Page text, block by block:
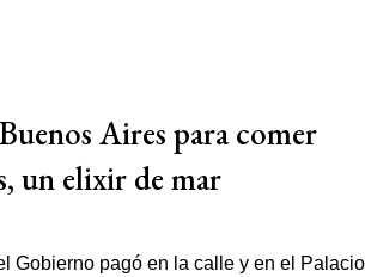
Aires para comer
un elixir de mar